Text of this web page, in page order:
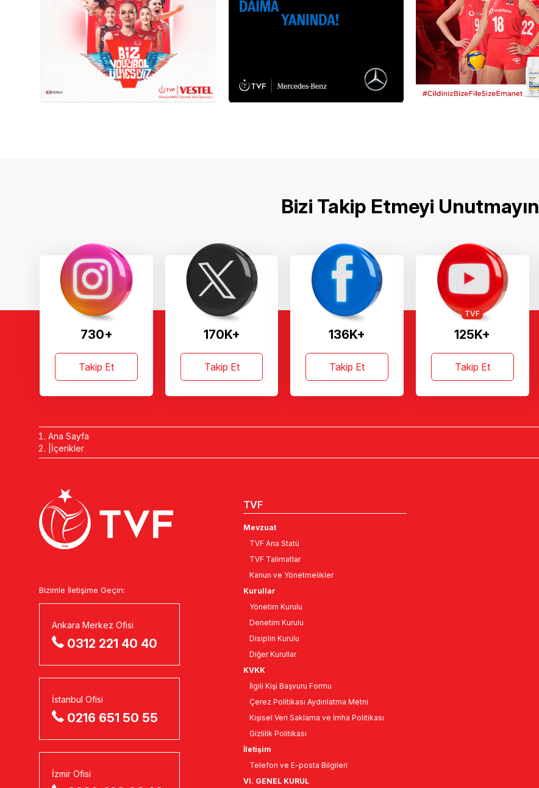
Bizi Takip Etmeyi Unutmayın
730+
Takip Et
170K+
Takip Et
136K+
Takip Et
125K+
TVF
Takip Et
Ana Sayfa
İçerikler
Bizimle İletişime Geçin:
Ankara Merkez Ofisi
0312 221 40 40
İstanbul Ofisi
0216 651 50 55
İzmir Ofisi
TVF
Mevzuat
TVF Ana Statü
TVF Talimatlar
Kanun ve Yönetmelikler
Kurullar
Yönetim Kurulu
Denetim Kurulu
Disiplin Kurulu
Diğer Kurullar
KVKK
İlgili Kişi Başvuru Formu
Çerez Politikası Aydınlatma Metni
Kişisel Veri Saklama ve İmha Politikası
Gizlilik Politikası
İletişim
Telefon ve E-posta Bilgileri
VI. GENEL KURUL